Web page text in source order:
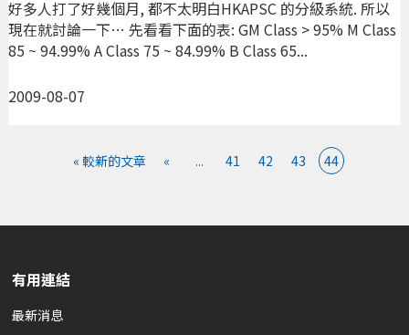
2009-08-07
好多人打了好幾個月, 都不太明白HKAPSC 的分級系統. 所以
現在就討論一下… 先看看下面的表: GM Class > 95% M Class
85 ~ 94.99% A Class 75 ~ 84.99% B Class 65...
« 較新的文章 « ... 41 42 43 44
有用連結
最新消息